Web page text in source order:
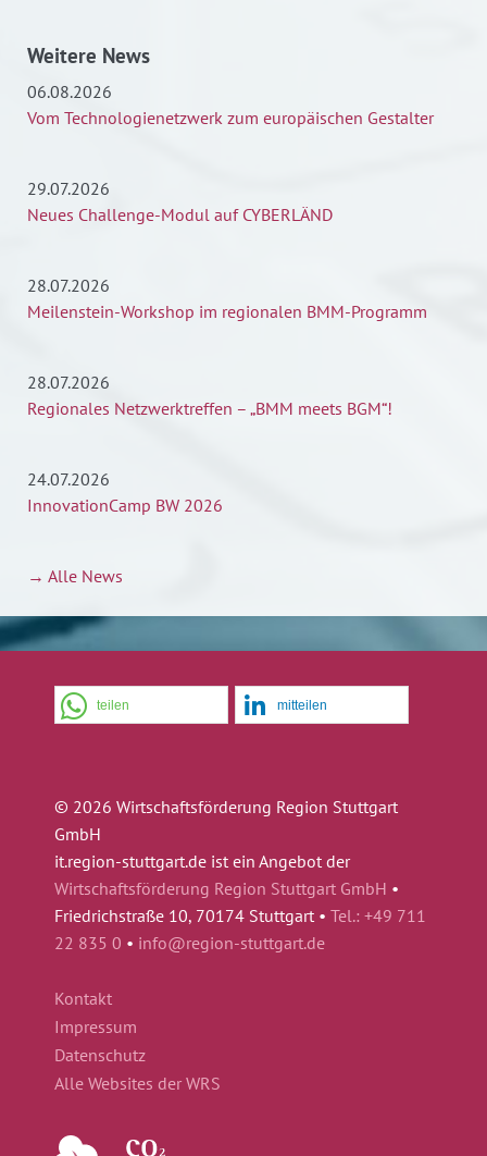
Weitere News
06.08.2026
Vom Technologienetzwerk zum europäischen Gestalter
29.07.2026
Neues Challenge-Modul auf CYBERLÄND
28.07.2026
Meilenstein-Workshop im regionalen BMM-Programm
28.07.2026
Regionales Netzwerktreffen – „BMM meets BGM“!
24.07.2026
InnovationCamp BW 2026
→ Alle News
teilen mitteilen
© 2026 Wirtschaftsförderung Region Stuttgart
GmbH
it.region-stuttgart.de ist ein Angebot der
Wirtschaftsförderung Region Stuttgart GmbH •
Friedrichstraße 10, 70174 Stuttgart • Tel.: +49 711
22 835 0 • info@region-stuttgart.de
Kontakt
Impressum
Datenschutz
Alle Websites der WRS